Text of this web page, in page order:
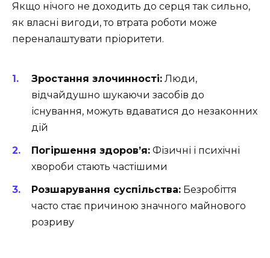
Якщо нічого не доходить до серця так сильно,
як власні вигоди, то втрата роботи може
переналаштувати пріоритети.
Зростання злочинності: Люди,
відчайдушно шукаючи засобів до
існування, можуть вдаватися до незаконних
дій
Погіршення здоров’я: Фізичні і психічні
хвороби стають частішими
Розшарування суспільства: Безробіття
часто стає причиною значного майнового
розриву